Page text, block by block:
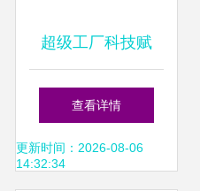
超级工厂科技赋
能，蒙牛焕新品牌
形象
查看详情
更新时间：2026-08-06
14:32:34